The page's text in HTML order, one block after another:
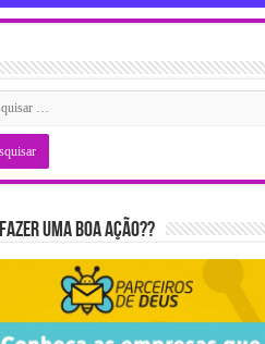
uma boa ação??